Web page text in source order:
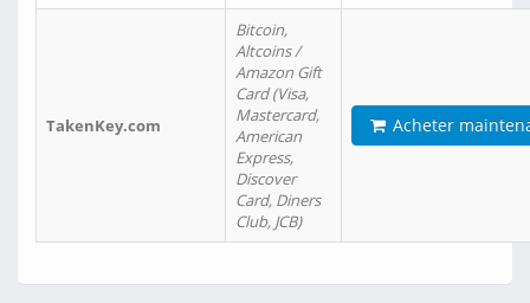
TakenKey.com
Bitcoin,
Altcoins /
Amazon Gift
Card (Visa,
Mastercard,
American
Express,
Discover
Card, Diners
Club, JCB)
Acheter